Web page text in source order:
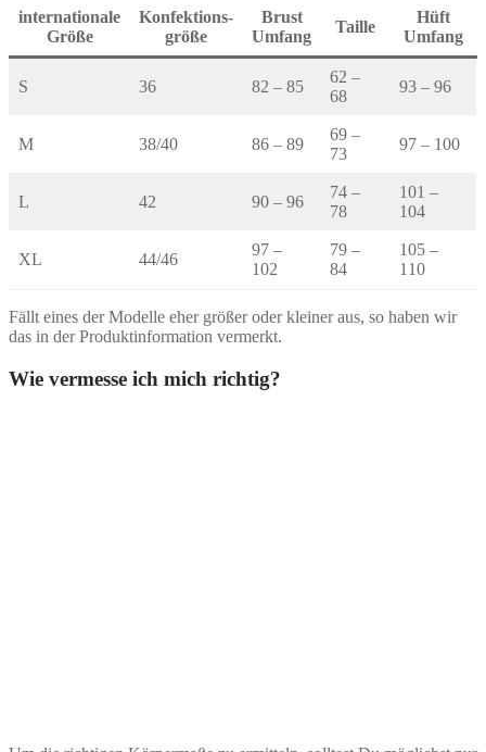
internationale
Größe
Konfektions-
größe
Brust
Umfang
Taille
Hüft
Umfang
S 36 82 – 85
62 –
68
93 – 96
M 38/40 86 – 89
69 –
73
97 – 100
L 42 90 – 96
74 –
78
101 –
104
XL 44/46
97 –
102
79 –
84
105 –
110
Fällt eines der Modelle eher größer oder kleiner aus, so haben wir
das in der Produktinformation vermerkt.
Wie vermesse ich mich richtig?